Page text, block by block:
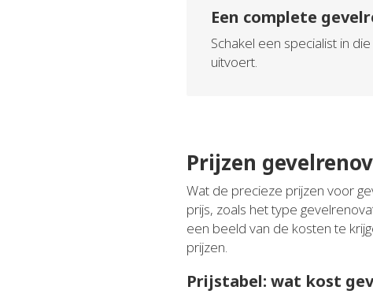
Een complete
Schakel een specialist in
uitvoert.
Prijzen
Wat de precieze prijzen voor
prijs, zoals het type
een beeld van de kosten te
prijzen.
Prijstabel: wat kost